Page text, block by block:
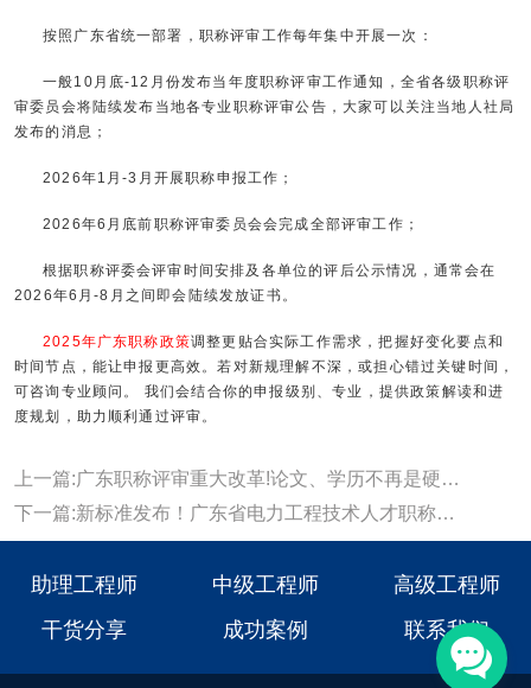
按照广东省统一部署，职称评审工作每年集中开展一次：
一般10月底-12月份发布当年度职称评审工作通知，全省各级职称评
审委员会将陆续发布当地各专业职称评审公告，大家可以关注当地人社局
发布的消息；
2026年1月-3月开展职称申报工作；
2026年6月底前职称评审委员会会完成全部评审工作；
根据职称评委会评审时间安排及各单位的评后公示情况，通常会在
2026年6月-8月之间即会陆续发放证书。
2025年广东职称政策调整更贴合实际工作需求，把握好变化要点和
时间节点，能让申报更高效。若对新规理解不深，或担心错过关键时间，
可咨询专业顾问。 我们会结合你的申报级别、专业，提供政策解读和进
度规划，助力顺利通过评审。
上一篇:广东职称评审重大改革!论文、学历不再是硬门槛
下一篇:新标准发布！广东省电力工程技术人才职称评价标准条件的通知！
助理工程师 中级工程师
高级工程师
干货分享
成功案例 联系我们